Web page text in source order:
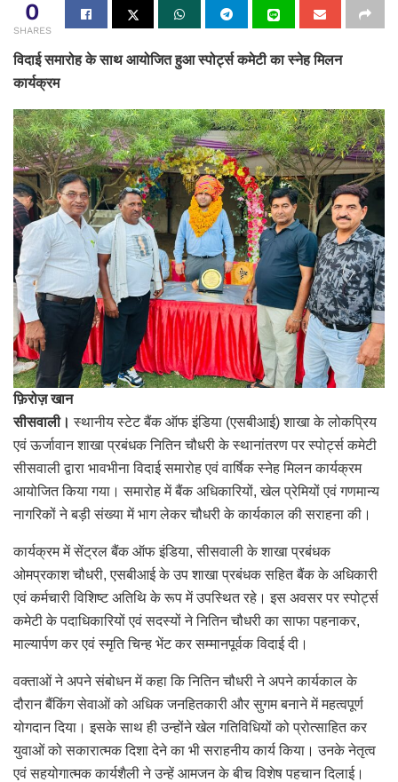
0
SHARES
विदाई समारोह के साथ आयोजित हुआ स्पोर्ट्स कमेटी का स्नेह मिलन
कार्यक्रम
फ़िरोज़ खान
सीसवाली। स्थानीय स्टेट बैंक ऑफ इंडिया (एसबीआई) शाखा के लोकप्रिय
एवं ऊर्जावान शाखा प्रबंधक नितिन चौधरी के स्थानांतरण पर स्पोर्ट्स कमेटी
सीसवाली द्वारा भावभीना विदाई समारोह एवं वार्षिक स्नेह मिलन कार्यक्रम
आयोजित किया गया। समारोह में बैंक अधिकारियों, खेल प्रेमियों एवं गणमान्य
नागरिकों ने बड़ी संख्या में भाग लेकर चौधरी के कार्यकाल की सराहना की।
कार्यक्रम में सेंट्रल बैंक ऑफ इंडिया, सीसवाली के शाखा प्रबंधक
ओमप्रकाश चौधरी, एसबीआई के उप शाखा प्रबंधक सहित बैंक के अधिकारी
एवं कर्मचारी विशिष्ट अतिथि के रूप में उपस्थित रहे। इस अवसर पर स्पोर्ट्स
कमेटी के पदाधिकारियों एवं सदस्यों ने नितिन चौधरी का साफा पहनाकर,
माल्यार्पण कर एवं स्मृति चिन्ह भेंट कर सम्मानपूर्वक विदाई दी।
वक्ताओं ने अपने संबोधन में कहा कि नितिन चौधरी ने अपने कार्यकाल के
दौरान बैंकिंग सेवाओं को अधिक जनहितकारी और सुगम बनाने में महत्वपूर्ण
योगदान दिया। इसके साथ ही उन्होंने खेल गतिविधियों को प्रोत्साहित कर
युवाओं को सकारात्मक दिशा देने का भी सराहनीय कार्य किया। उनके नेतृत्व
एवं सहयोगात्मक कार्यशैली ने उन्हें आमजन के बीच विशेष पहचान दिलाई।